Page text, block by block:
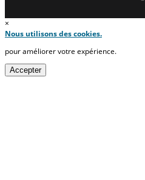
×
Nous utilisons des cookies.
pour améliorer votre expérience.
Accepter